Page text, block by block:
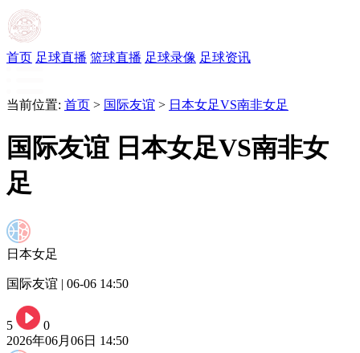
首页 足球直播 篮球直播 足球录像 足球资讯
当前位置: 首页 > 国际友谊 > 日本女足VS南非女足
国际友谊 日本女足VS南非女
足
日本女足
国际友谊 | 06-06 14:50
5
0
2026年06月06日 14:50